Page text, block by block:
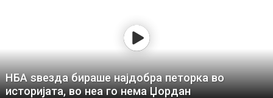
НБА ѕвезда бираше најдобра петорка во
историјата, во неа го нема Џордан